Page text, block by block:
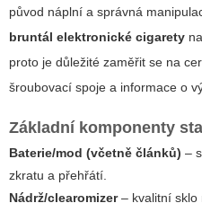
původ náplní a správná
bruntál elektronické cigarety
proto je důležité zaměřit se na
šroubovací spoje a informace o
Základní komponenty
Baterie/mod (včetně článků) –
zkratu a přehřátí.
Nádrž/clearomizer– kvalitní sklo